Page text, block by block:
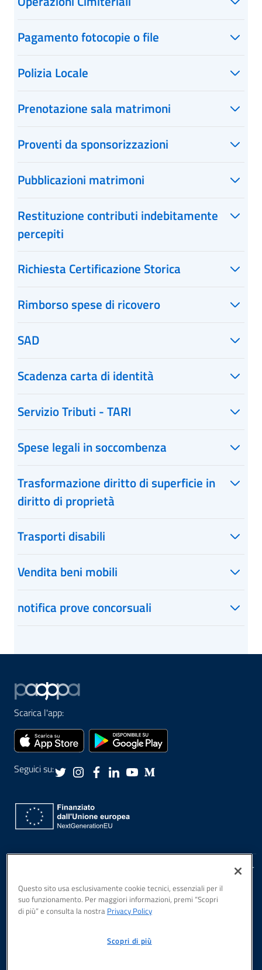
Questo sito usa esclusivamente cookie tecnici, essenziali per il
suo funzionamento. Per maggiori informazioni, premi “Scopri
di più” e consulta la nostra Privacy Policy
Scopri di più
Pagamento fotocopie o file
Polizia Locale
Prenotazione sala matrimoni
Proventi da sponsorizzazioni
Pubblicazioni matrimoni
Restituzione contributi indebitamente
percepiti
Richiesta Certificazione Storica
Rimborso spese di ricovero
SAD
Scadenza carta di identità
Servizio Tributi - TARI
Spese legali in soccombenza
Trasformazione diritto di superficie in
diritto di proprietà
Trasporti disabili
Vendita beni mobili
notifica prove concorsuali
Scarica l'app:
Seguici su:
Sicurezza
Dichiarazione di
accessibilità
PagoPA S.p.A., Piazza Colonna, 370, Roma, 00187 IT